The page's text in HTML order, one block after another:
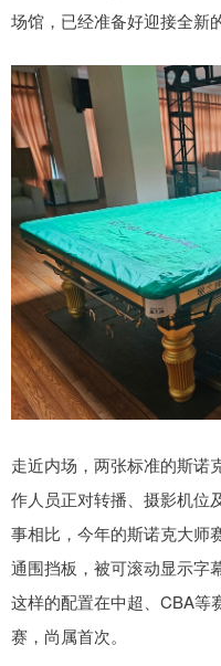
场馆，已经准备好迎接全新的
走近内场，两张标准的斯诺
作人员正对转播、摄影机位
事相比，今年的斯诺克大师
通围挡板，被可滚动显示字
这样的配置在中超、CBA等
赛，尚属首次。